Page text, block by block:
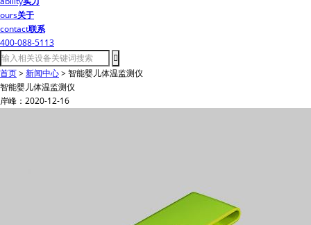
ours关于
contact联系
400-088-5113
首页> 新闻中心> 智能婴儿体温监测仪
智能婴儿体温监测仪
岸峰：2020-12-16